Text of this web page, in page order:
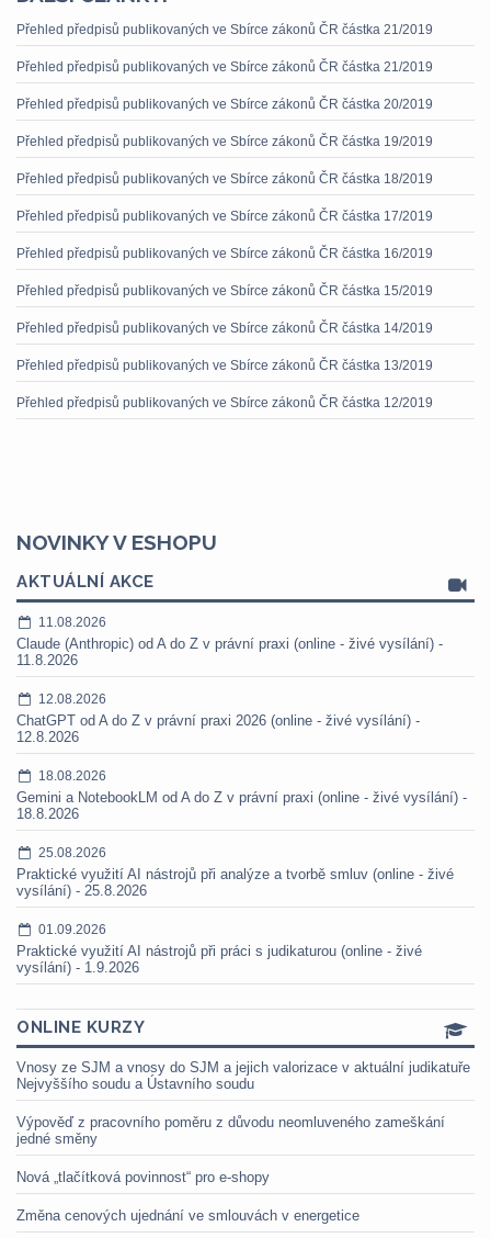
Přehled předpisů publikovaných ve Sbírce zákonů ČR částka 21/2019
Přehled předpisů publikovaných ve Sbírce zákonů ČR částka 21/2019
Přehled předpisů publikovaných ve Sbírce zákonů ČR částka 20/2019
Přehled předpisů publikovaných ve Sbírce zákonů ČR částka 19/2019
Přehled předpisů publikovaných ve Sbírce zákonů ČR částka 18/2019
Přehled předpisů publikovaných ve Sbírce zákonů ČR částka 17/2019
Přehled předpisů publikovaných ve Sbírce zákonů ČR částka 16/2019
Přehled předpisů publikovaných ve Sbírce zákonů ČR částka 15/2019
Přehled předpisů publikovaných ve Sbírce zákonů ČR částka 14/2019
Přehled předpisů publikovaných ve Sbírce zákonů ČR částka 13/2019
Přehled předpisů publikovaných ve Sbírce zákonů ČR částka 12/2019
NOVINKY V ESHOPU
AKTUÁLNÍ AKCE
11.08.2026
Claude (Anthropic) od A do Z v právní praxi (online - živé vysílání) -
11.8.2026
12.08.2026
ChatGPT od A do Z v právní praxi 2026 (online - živé vysílání) -
12.8.2026
18.08.2026
Gemini a NotebookLM od A do Z v právní praxi (online - živé vysílání) -
18.8.2026
25.08.2026
Praktické využití AI nástrojů při analýze a tvorbě smluv (online - živé
vysílání) - 25.8.2026
01.09.2026
Praktické využití AI nástrojů při práci s judikaturou (online - živé
vysílání) - 1.9.2026
ONLINE KURZY
Vnosy ze SJM a vnosy do SJM a jejich valorizace v aktuální judikatuře
Nejvyššího soudu a Ústavního soudu
Výpověď z pracovního poměru z důvodu neomluveného zameškání
jedné směny
Nová „tlačítková povinnost“ pro e-shopy
Změna cenových ujednání ve smlouvách v energetice